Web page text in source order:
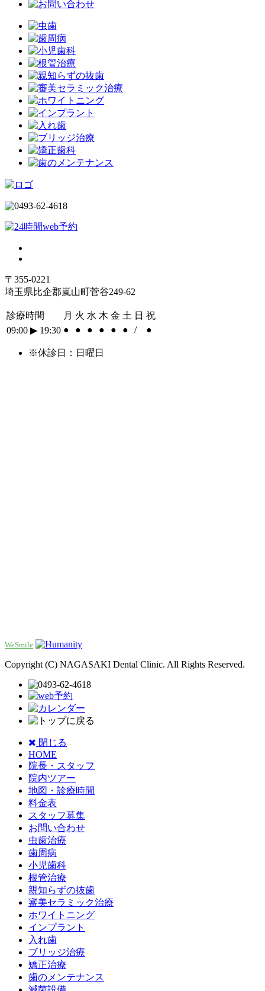
〒355-0221
埼玉県比企郡嵐山町菅谷249-62
診療時間 月 火 水 木 金 土 日 祝
09:00 ▶︎ 19:30 ● ● ● ● ● ● / ●
※休診日：日曜日
WeSmile
Copyright (C) NAGASAKI Dental Clinic. All Rights Reserved.
閉じる
HOME
院長・スタッフ
院内ツアー
地図・診療時間
料金表
スタッフ募集
お問い合わせ
虫歯治療
歯周病
小児歯科
根管治療
親知らずの抜歯
審美セラミック治療
ホワイトニング
インプラント
入れ歯
ブリッジ治療
矯正治療
歯のメンテナンス